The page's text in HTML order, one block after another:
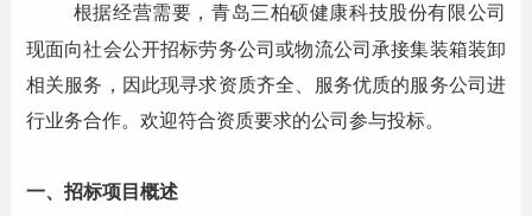
根据经营需要，青岛三柏硕健康科技股份有限公司
现面向社会公开招标劳务公司或物流公司承接集装箱装卸
相关服务，因此现寻求资质齐全、服务优质的服务公司进
行业务合作。欢迎符合资质要求的公司参与投标。
一、招标项目概述